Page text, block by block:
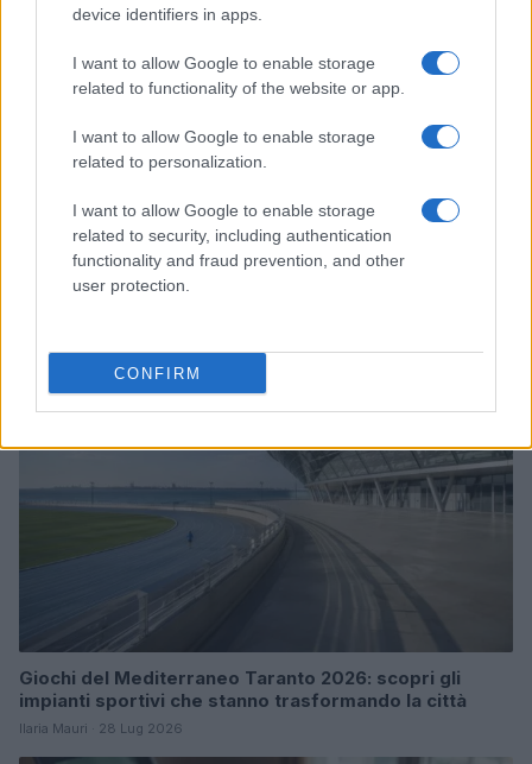
device identifiers in apps.
I want to allow Google to enable storage
related to functionality of the website or app.
I want to allow Google to enable storage
related to personalization.
I want to allow Google to enable storage
related to security, including authentication
functionality and fraud prevention, and other
user protection.
CONFIRM
William, Kate e i principini in Scozia per i giochi del
Commonwealth: tutti i dettagli
Francesca Lombardi · 2 Ago 2026
Giochi del Mediterraneo Taranto 2026: scopri gli
impianti sportivi che stanno trasformando la città
Ilaria Mauri · 28 Lug 2026